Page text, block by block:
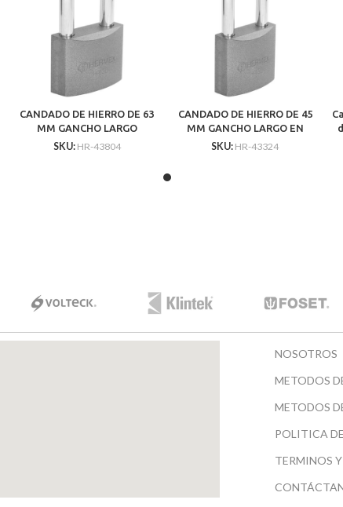
CANDADO DE HIERRO DE 63
MM GANCHO LARGO
«ECONÓMICO» ANTI ROBO
SKU: HR-43804
CANDADO DE HIERRO DE 45
MM GANCHO LARGO EN
CAJA ANTI ROBO
SKU: HR-43324
NOSOTROS
METODOS
METODOS
POLITICA
TERMINOS